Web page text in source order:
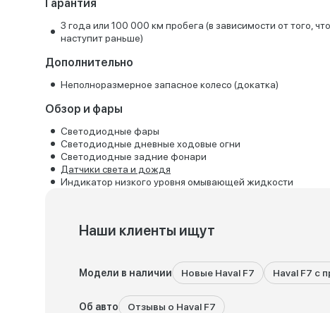
Гарантия
3 года или 100 000 км пробега (в зависимости от того, что
наступит раньше)
Дополнительно
Неполноразмерное запасное колесо (докатка)
Обзор и фары
Светодиодные фары
Светодиодные дневные ходовые огни
Светодиодные задние фонари
Датчики света и дождя
Индикатор низкого уровня омывающей жидкости
Наши клиенты ищут
Модели в наличии Новые Haval F7 Haval F7 с
Об авто Отзывы о Haval F7